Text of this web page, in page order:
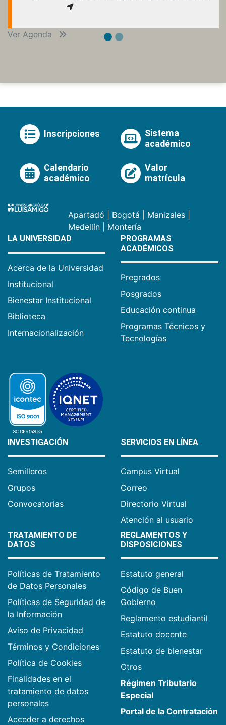
Ver Agenda
Inscripciones
Sistema
académico
Calendario
académico
Valor
matrícula
Apartadó Bogotá Manizales
Medellín
Montería
LA UNIVERSIDAD
Acerca de la Universidad
Institucional
Bienestar Institucional
Biblioteca
Internacionalización
PROGRAMAS
ACADÉMICOS
Pregrados
Posgrados
Educación continua
Programas Técnicos y
Tecnologías
INVESTIGACIÓN
Semilleros
Grupos
Convocatorias
SERVICIOS EN LÍNEA
Campus Virtual
Correo
Directorio Virtual
Atención al usuario
TRATAMIENTO DE
DATOS
Políticas de Tratamiento
de Datos Personales
Políticas de Seguridad de
la Información
Aviso de Privacidad
Términos y Condiciones
Política de Cookies
Finalidades en el
tratamiento de datos
personales
Acceder a derechos
REGLAMENTOS Y
DISPOSICIONES
Estatuto general
Código de Buen
Gobierno
Reglamento estudiantil
Estatuto docente
Estatuto de bienestar
Otros
Régimen Tributario
Especial
Portal de la Contratación